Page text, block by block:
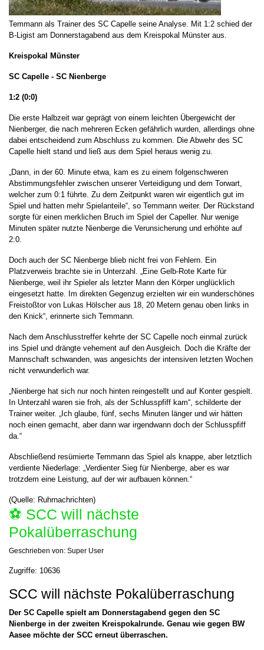
Temmann als Trainer des SC Capelle seine Analyse. Mit 1:2 schied der
B-Ligist am Donnerstagabend aus dem Kreispokal Münster aus.
Kreispokal Münster
SC Capelle - SC Nienberge
1:2 (0:0)
Die erste Halbzeit war geprägt von einem leichten Übergewicht der
Nienberger, die nach mehreren Ecken gefährlich wurden, allerdings ohne
dabei entscheidend zum Abschluss zu kommen. Die Abwehr des SC
Capelle hielt stand und ließ aus dem Spiel heraus wenig zu.
„Dann, in der 60. Minute etwa, kam es zu einem folgenschweren
Abstimmungsfehler zwischen unserer Verteidigung und dem Torwart,
welcher zum 0:1 führte. Zu dem Zeitpunkt waren wir eigentlich gut im
Spiel und hatten mehr Spielanteile“, so Temmann weiter. Der Rückstand
sorgte für einen merklichen Bruch im Spiel der Capeller. Nur wenige
Minuten später nutzte Nienberge die Verunsicherung und erhöhte auf
2:0.
Doch auch der SC Nienberge blieb nicht frei von Fehlern. Ein
Platzverweis brachte sie in Unterzahl. „Eine Gelb-Rote Karte für
Nienberge, weil ihr Spieler als letzter Mann den Körper unglücklich
eingesetzt hatte. Im direkten Gegenzug erzielten wir ein wunderschönes
Freistoßtor von Lukas Hölscher aus 18, 20 Metern genau oben links in
den Knick“, erinnerte sich Temmann.
Nach dem Anschlusstreffer kehrte der SC Capelle noch einmal zurück
ins Spiel und drängte vehement auf den Ausgleich. Doch die Kräfte der
Mannschaft schwanden, was angesichts der intensiven letzten Wochen
nicht verwunderlich war.
„Nienberge hat sich nur noch hinten reingestellt und auf Konter gespielt.
In Unterzahl waren sie froh, als der Schlusspfiff kam“, schilderte der
Trainer weiter. „Ich glaube, fünf, sechs Minuten länger und wir hätten
noch einen gemacht, aber dann war irgendwann doch der Schlusspfiff
da.“
Abschließend resümierte Temmann das Spiel als knappe, aber letztlich
verdiente Niederlage: „Verdienter Sieg für Nienberge, aber es war
trotzdem eine Leistung, auf der wir aufbauen können.“
(Quelle: Ruhrnachrichten)
⚽️ SCC will nächste
Pokalüberraschung
Geschrieben von: Super User
Zugriffe: 10636
SCC will nächste Pokalüberraschung
Der SC Capelle spielt am Donnerstagabend gegen den SC
Nienberge in der zweiten Kreispokalrunde. Genau wie gegen BW
Aasee möchte der SCC erneut überraschen.